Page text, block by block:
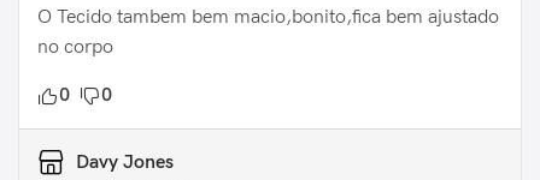
O Tecido tambem bem macio,bonito,fica bem ajustado
no corpo
0 0
Davy Jones